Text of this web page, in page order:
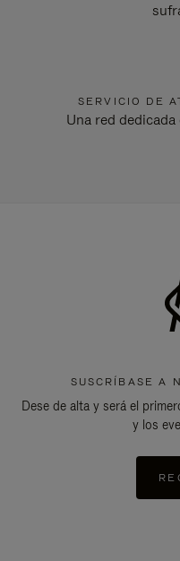
SERVICIO DE
Una red
SUSCRÍBASE A
Dese de alta y será el
y los